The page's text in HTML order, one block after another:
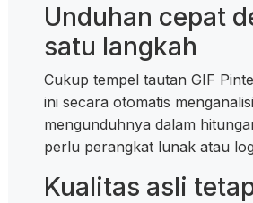
Unduhan cepat
satu langkah
Cukup tempel tautan GIF
ini secara otomatis
mengunduhnya dalam
perlu perangkat lunak atau
Kualitas asli